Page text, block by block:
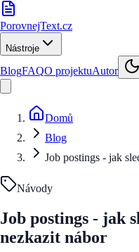
PorovnejText.cz
Nástroje
BlogFAQO projektuAutor
Domů
Blog
Job postings - jak
Návody
Job postings - jak
nezkazit nábor